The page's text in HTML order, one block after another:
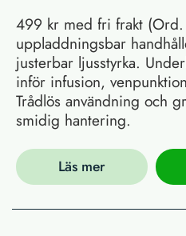
499 kr med fri frakt
uppladdningsbar
justerbar ljusstyrka.
inför infusion,
Trådlös användning och
smidig hantering.
Läs mer